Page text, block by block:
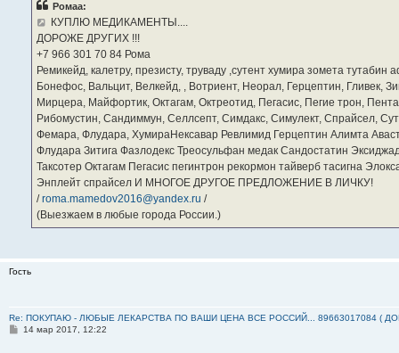
Ромаа:
КУПЛЮ МЕДИКАМЕНТЫ....
ДОРОЖЕ ДРУГИХ !!!
‪+7 966 301 70 84‬ Рома
Ремикейд, калетру, презисту, труваду ,сутент хумира зомета
Бонефос, Вальцит, Велкейд, , Вотриент, Неорал, Герцептин, Гливек,
Мирцера, Майфортик, Октагам, Октреотид, Пегасис, Пегие трон,
Рибомустин, Сандиммун, Селлсепт, Симдакс, Симулект, Спрайсел,
Фемара, Флудара, ХумираНексавар Ревлимид Герцептин Алимта
Флудара Зитига Фазлодекс Треосульфан медак Сандостатин
Таксотер Октагам Пегасис пегинтрон рекормон тайверб тасигна
Энплейт спрайсел И МНОГОЕ ДРУГОЕ ПРЕДЛОЖЕНИЕ В ЛИЧКУ!
/roma.mamedov2016@yandex.ru /
(Выезжаем в любые города России.)
Гость
Re: ПОКУПАЮ - ЛЮБЫЕ ЛЕКАРСТВА ПО ВАШИ ЦЕНА ВСЕ РОССИЙ... 89663017084 (
С14 мар 2017, 12:22